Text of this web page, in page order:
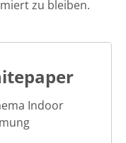
zu bleiben.
Indoor